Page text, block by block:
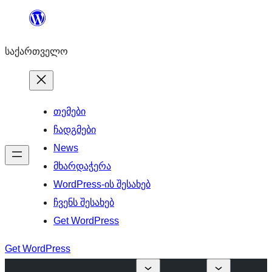
შიგთავსზე
საქართველო
თემები
ჩადგმები
News
მხარდაჭერა
WordPress-ის შესახებ
ჩვენს შესახებ
Get WordPress
Get WordPress